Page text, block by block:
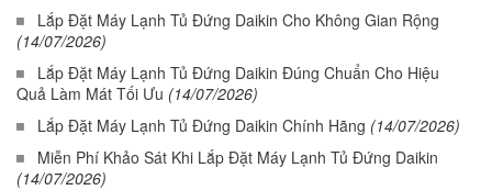
Lắp Đặt Máy Lạnh Tủ Đứng Daikin Cho Không Gian Rộng
(14/07/2026)
Lắp Đặt Máy Lạnh Tủ Đứng Daikin Đúng Chuẩn Cho Hiệu
Quả Làm Mát Tối Ưu (14/07/2026)
Lắp Đặt Máy Lạnh Tủ Đứng Daikin Chính Hãng (14/07/2026)
Miễn Phí Khảo Sát Khi Lắp Đặt Máy Lạnh Tủ Đứng Daikin
(14/07/2026)